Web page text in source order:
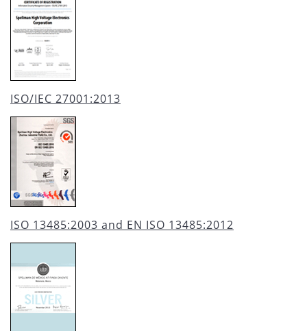
ISO/IEC 27001:2013
ISO 13485:2003 and EN ISO 13485:2012